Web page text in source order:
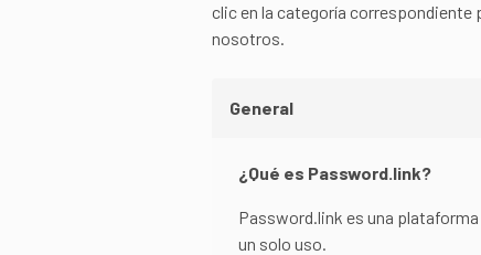
clic en la categoría correspondiente
nosotros.
General
¿Qué es Password.link?
Password.link es una
un solo uso.